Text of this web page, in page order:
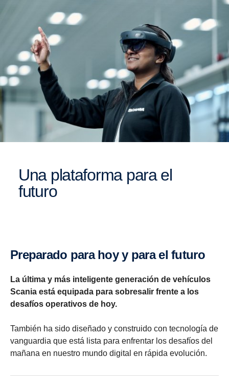
Una plataforma para el
futuro
Preparado para hoy y para el futuro
La última y más inteligente generación de vehículos
Scania está equipada para sobresalir frente a los
desafíos operativos de hoy.
También ha sido diseñado y construido con tecnología de
vanguardia que está lista para enfrentar los desafíos del
mañana en nuestro mundo digital en rápida evolución.